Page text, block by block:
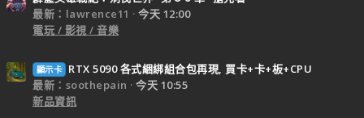
最新：lawrence11
今天 12:00
電玩 / 影視 / 音樂
顯示卡
RTX 5090 各式綑綁組合包再現, 買卡+卡+板+CPU
最新：soothepain
今天 10:55
新品資訊